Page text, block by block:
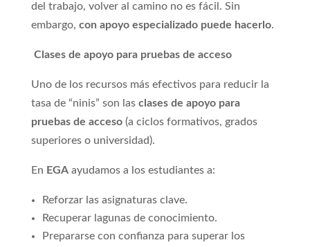
del trabajo, volver al camino no es fácil. Sin
embargo, con apoyo especializado puede hacerlo.
Clases de apoyo para pruebas de acceso
Uno de los recursos más efectivos para reducir la
tasa de “ninis” son las clases de apoyo para
pruebas de acceso(a ciclos formativos, grados
superiores o universidad).
En EGAayudamos a los estudiantes a:
Reforzar las asignaturas clave.
Recuperar lagunas de conocimiento.
Prepararse con confianza para superar los